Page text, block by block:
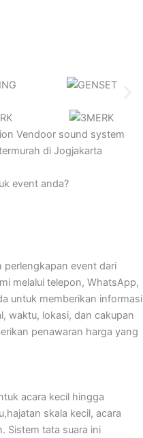
Vendoor sound system
di Jogjakarta
event anda?
event dari
melalui telepon, WhatsApp,
untuk memberikan informasi
waktu, lokasi, dan cakupan
penawaran harga yang
acara kecil hingga
skala kecil, acara
Sistem tata suara ini